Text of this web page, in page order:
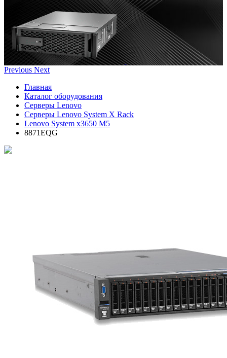
Previous Next
Главная
Каталог оборудования
Серверы Lenovo
Серверы Lenovo System X Rack
Lenovo System x3650 M5
8871EQG